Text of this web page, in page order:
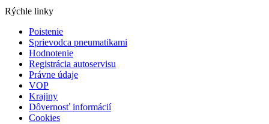
Rýchle linky
Poistenie
Sprievodca pneumatikami
Hodnotenie
Registrácia autoservisu
Právne údaje
VOP
Krajiny
Dôvernosť informácií
Cookies